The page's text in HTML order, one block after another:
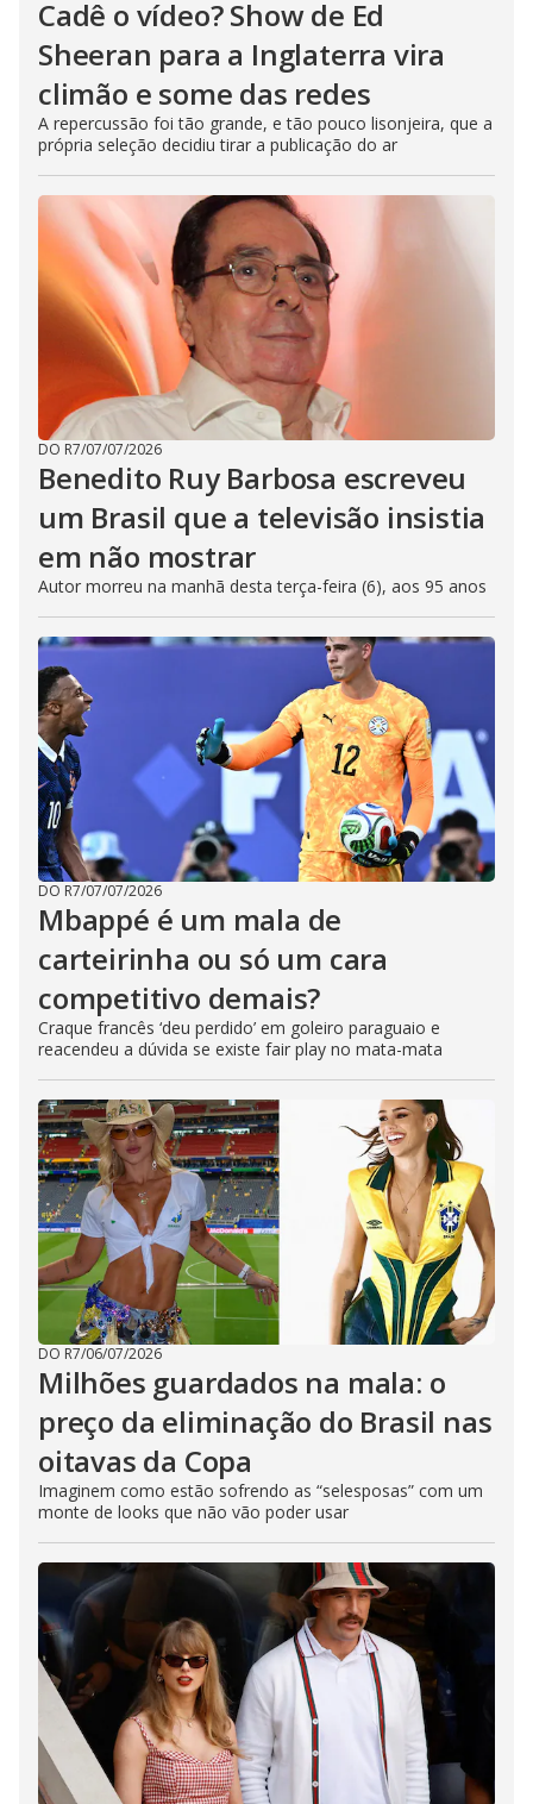
Cadê o vídeo? Show de Ed
Sheeran para a Inglaterra vira
climão e some das redes
A repercussão foi tão grande, e tão pouco lisonjeira, que a
própria seleção decidiu tirar a publicação do ar
DO R7/07/07/2026
Benedito Ruy Barbosa escreveu
um Brasil que a televisão insistia
em não mostrar
Autor morreu na manhã desta terça-feira (6), aos 95 anos
DO R7/07/07/2026
Mbappé é um mala de
carteirinha ou só um cara
competitivo demais?
Craque francês ‘deu perdido’ em goleiro paraguaio e
reacendeu a dúvida se existe fair play no mata-mata
DO R7/06/07/2026
Milhões guardados na mala: o
preço da eliminação do Brasil nas
oitavas da Copa
Imaginem como estão sofrendo as “selesposas” com um
monte de looks que não vão poder usar